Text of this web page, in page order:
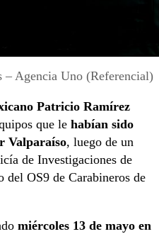
– Agencia Uno (Referencial)
Patricio Ramírez
que le habían sido
Valparaíso, luego de un
de Investigaciones de
del OS9 de Carabineros de
miércoles 13 de mayo en